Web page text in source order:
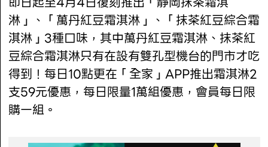
淋」、「萬丹紅豆霜淇淋」、「抹茶紅豆綜合霜
淇淋」3種口味，其中萬丹紅豆霜淇淋、抹茶紅
豆綜合霜淇淋只有在設有雙孔型機台的門市才吃
得到！每日10點更在「全家」APP推出霜淇淋2
支59元優惠，每日限量1萬組優惠，會員每日限
購一組。